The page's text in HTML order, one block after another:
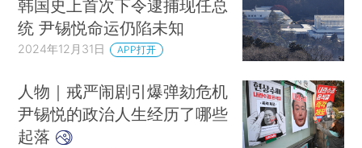
韩国史上首次下令逮捕现任总
统 尹锡悦命运仍陷未知
2024年12月31日 APP打开
人物｜戒严闹剧引爆弹劾危机
尹锡悦的政治人生经历了哪些
起落